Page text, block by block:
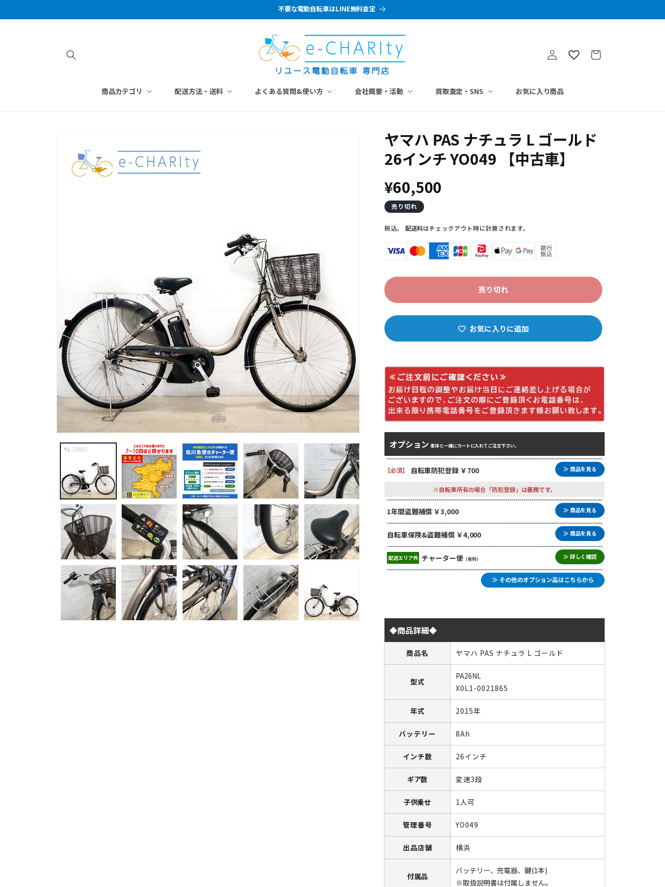
ツに進む
不要な電動自転車はLINE無料査定
商品カテゴリ 配送方法・送料 よくある質問&使い方 会社概要・活動 買取査定・SNS お気に入り商品
グ
イ
ー
プ
ヤマハ PAS ナチュラ L ゴールド
26インチ YO049 【中古車】
通
常
価
格
¥60,500
売り切れ
税込。 配送料はチェックアウト時に計算されます。
売り切れ
お気に入りに追加
オプション車体と一緒にカートに入れてご注文下さい。
【必須】 自転車防犯登録 ￥700 ≫ 商品を見る
※自転車所有の場合「防犯登録」は義務です。
1年間盗難補償 ￥3,000 ≫ 商品を見る
自転車保険&盗難補償 ￥4,000 ≫ 商品を見る
配送エリア外 チャーター便（有料） ≫ 詳しく確認
≫ その他のオプション品はこちらから
◆商品詳細◆
商品名 ヤマハ PAS ナチュラ L ゴールド
型式
PA26NL
X0L1-0021865
年式 2015年
バッテリー 8Ah
インチ数 26インチ
ギア数 変速3段
子供乗せ 1人可
管理番号 YO049
出品店舗 横浜
付属品
バッテリー、充電器、鍵(1本)
※取扱説明書は付属しません。